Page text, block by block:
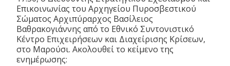
Επικοινωνίας του Αρχηγείου Πυροσβεστικού
Σώματος Αρχιπύραρχος Βασίλειος
Βαθρακογιάννης από το Εθνικό Συντονιστικό
Κέντρο Επιχειρήσεων και Διαχείρισης Κρίσεων,
στο Μαρούσι. Ακολουθεί το κείμενο της
ενημέρωσης: